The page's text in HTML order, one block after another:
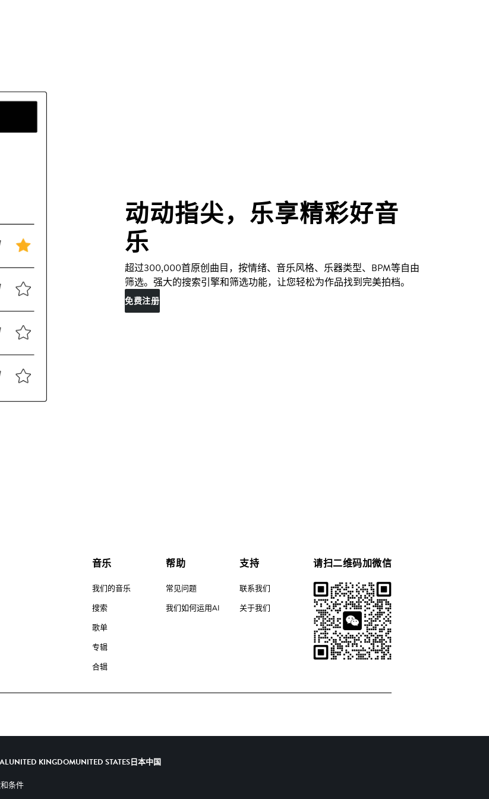
动动指尖，乐享精彩好音
乐
超过300,000首原创曲目，按情绪、音乐风格、乐器类型、BPM等自由
筛选。强大的搜索引擎和筛选功能，让您轻松为作品找到完美拍档。
免费注册
音乐
我们的音乐
搜索
歌单
专辑
合辑
帮助
常见问题
我们如何运用AI
支持
联系我们
关于我们
请扫二维码加微信
UNITED KINGDOMUNITED STATES日本中国
条件